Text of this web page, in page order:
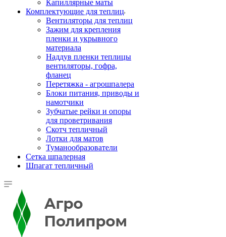
Капиллярные маты
Комплектующие для теплиц
Вентиляторы для теплиц
Зажим для крепления
пленки и укрывного
материала
Наддув пленки теплицы
вентиляторы, гофра,
фланец
Перетяжка - агрошпалера
Блоки питания, приводы и
намотчики
Зубчатые рейки и опоры
для проветривания
Скотч тепличный
Лотки для матов
Туманообразователи
Сетка шпалерная
Шпагат тепличный